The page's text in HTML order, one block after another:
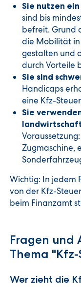
Sie nutzen
sind bis
befreit. Grund
die Mobilität
gestalten und
durch Vorteile
Sie sind
Handicaps
eine Kfz-
Sie
Zugmaschine,
Wichtig: In jedem
von der Kfz-
beim Finanzamt
Fragen und
Thema
Wer zieht die